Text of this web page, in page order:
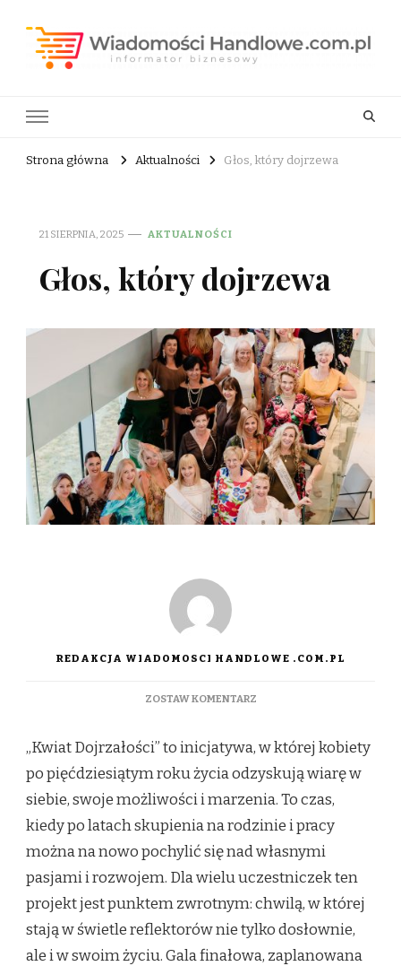
Strona główna Aktualności Głos, który dojrzewa
21 SIERPNIA, 2025 AKTUALNOŚCI
Głos, który dojrzewa
REDAKCJA WIADOMOSCI HANDLOWE .COM.PL
ZOSTAW KOMENTARZDO
DOJRZEWA
„Kwiat Dojrzałości” to inicjatywa, w której kobiety
po pięćdziesiątym roku życia odzyskują wiarę w
siebie, swoje możliwości i marzenia. To czas,
kiedy po latach skupienia na rodzinie i pracy
można na nowo pochylić się nad własnymi
pasjami i rozwojem. Dla wielu uczestniczek ten
projekt jest punktem zwrotnym: chwilą, w której
stają w świetle reflektorów nie tylko dosłownie,
ale i w swoim życiu. Gala finałowa, zaplanowana